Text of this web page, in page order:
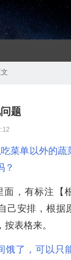
题
菜单以外的蔬
？
面，有标注【
己安排，根据
表格来。
饿了，可以只